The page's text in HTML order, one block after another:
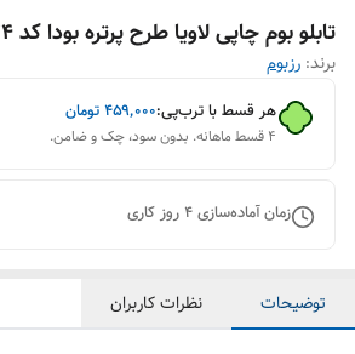
تابلو بوم چاپی لاویا طرح پرتره بودا کد ART-1734
برند: رزبوم
هر قسط با ترب‌پی:۴۵۹٬۰۰۰تومان
۴ قسط ماهانه. بدون سود، چک و ضامن.
زمان آماده‌سازی4روز کاری
توضیحات نظرات کاربران